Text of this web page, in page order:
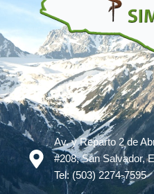
Av. y Reparto 2 de
#208, San Salvador,
Tel: (503) 2274-7595